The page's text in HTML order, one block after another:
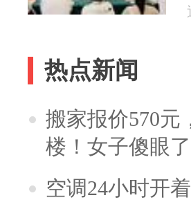
热点新闻
搬家报价570元
楼！女子傻眼
空调24小时开